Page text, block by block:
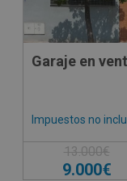
Garaje en
Impuestos no
13.000€
9.000€